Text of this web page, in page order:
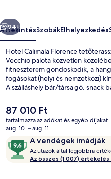
Következő
94+
ÁttekintésSzobákElhelyezkedés
Hotel Calimala Florence
Vecchio palota közvetlen
fitneszterem gondoskodik, a
fogásokat (helyi és nemzetközi)
A szálláshely bár/társalgó, snack
segítőkész személyzet és bár.
tömegközlekedés: Unità
Santa Maria Novella
A
jelenlegi
ár
87 010 Ft
tartalmazza az adókat és egyéb díjakat
aug. 10. – aug. 11.
ÉrtékelésekA vendégek imádják
9,6
ennyiből:
10,
Az utazók által legjobbra
Az összes (1 007)